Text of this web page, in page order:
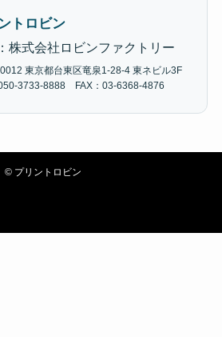
トロビン
株式会社ロビンファクトリー
東京都台東区竜泉1-28-4 東ネビル3F
3733-8888 FAX：03-6368-4876
© プリントロビン